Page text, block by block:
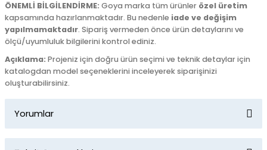
ÖNEMLİ BİLGİLENDİRME: Goya marka tüm ürünler özel üretim
kapsamında hazırlanmaktadır. Bu nedenle iade ve değişim
yapılmamaktadır. Sipariş vermeden önce ürün detaylarını ve
ölçü/uyumluluk bilgilerini kontrol ediniz.
Açıklama: Projeniz için doğru ürün seçimi ve teknik detaylar için
katalogdan model seçeneklerini inceleyerek siparişinizi
oluşturabilirsiniz.
Yorumlar